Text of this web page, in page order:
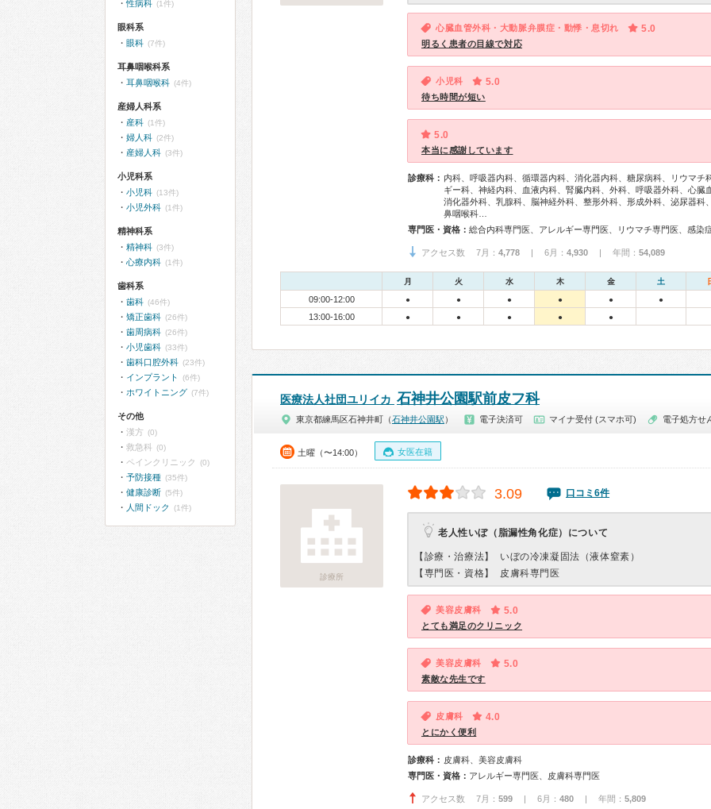
心臓血管外科・大動脈弁膜症・動悸・息切れ 5.0
明るく患者の目線で対応
小児科 5.0
待ち時間が短い
5.0
本当に感謝しています
診療科： 内科、呼吸器内科、循環器内科、消化器内科、糖尿病科、リウマチ
ギー科、神経内科、血液内科、腎臓内科、外科、呼吸器外科、心臓
消化器外科、乳腺科、脳神経外科、整形外科、形成外科、泌尿器科
鼻咽喉科…
専門医・資格：
アクセス数 7月： 4,778 | 6月： 4,930 | 年間： 54,089
月 火 水 木 金 土
09:00-12:00 ● ● ● ● ● ●
13:00-16:00 ● ● ● ● ●
医療法人社団ユリイカ 石神井公園駅前皮フ科
東京都練馬区石神井町（石神井公園駅 ） 電子決済可 マイナ受付 (スマホ可) 電子処方せ
土曜（〜14:00） 女医在籍
診療所
3.09 口コミ6件
老人性いぼ（脂漏性角化症）について
【診療・治療法】
いぼの冷凍凝固法（液体窒素）
【専門医・資格】
皮膚科専門医
美容皮膚科 5.0
とても満足のクリニック
美容皮膚科 5.0
素敵な先生です
皮膚科 4.0
とにかく便利
診療科： 皮膚科、美容皮膚科
専門医・資格： アレルギー専門医、皮膚科専門医
アクセス数 7月： 599 | 6月： 480 | 年間： 5,809
性病科 (1件)
眼科系
眼科 (7件)
耳鼻咽喉科系
耳鼻咽喉科 (4件)
産婦人科系
産科 (1件)
婦人科 (2件)
産婦人科 (3件)
小児科系
小児科 (13件)
小児外科 (1件)
精神科系
精神科 (3件)
心療内科 (1件)
歯科系
歯科 (46件)
矯正歯科 (26件)
歯周病科 (26件)
小児歯科 (33件)
歯科口腔外科 (23件)
インプラント (6件)
ホワイトニング (7件)
その他
漢方 (0)
救急科 (0)
ペインクリニック (0)
予防接種 (35件)
健康診断 (5件)
人間ドック (1件)